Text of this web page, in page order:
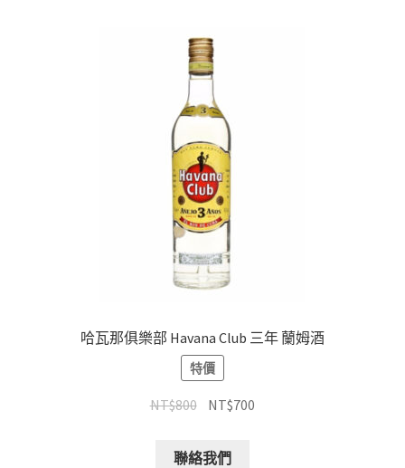
哈瓦那俱樂部 Havana Club 三年 蘭姆酒
特價
NT$800 NT$700
聯絡我們